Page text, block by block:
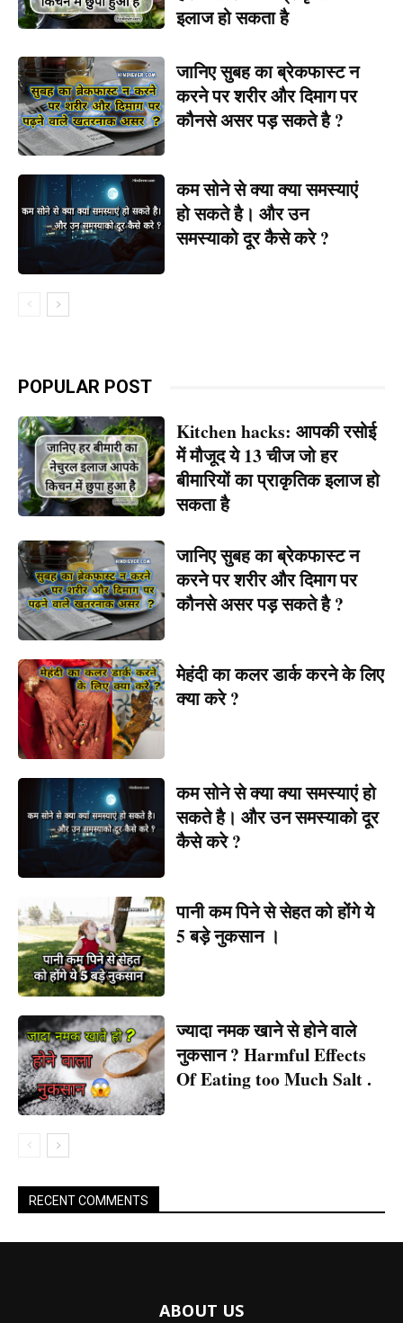
इलाज हो सकता है
जानिए सुबह का ब्रेकफास्ट न
करने पर शरीर और दिमाग पर
कौनसे असर पड़ सकते है ?
कम सोने से क्या क्या समस्याएं
हो सकते है। और उन
समस्याको दूर कैसे करे ?
POPULAR POST
Kitchen hacks: आपकी रसोई
में मौजूद ये 13 चीज जो हर
बीमारियों का प्राकृतिक इलाज हो
सकता है
जानिए सुबह का ब्रेकफास्ट न
करने पर शरीर और दिमाग पर
कौनसे असर पड़ सकते है ?
मेहंदी का कलर डार्क करने के लिए
क्या करे ?
कम सोने से क्या क्या समस्याएं हो
सकते है। और उन समस्याको दूर
कैसे करे ?
पानी कम पिने से सेहत को होंगे ये
5 बड़े नुकसान ।
ज्यादा नमक खाने से होने वाले
नुकसान ? Harmful Effects
Of Eating too Much Salt .
RECENT COMMENTS
ABOUT US